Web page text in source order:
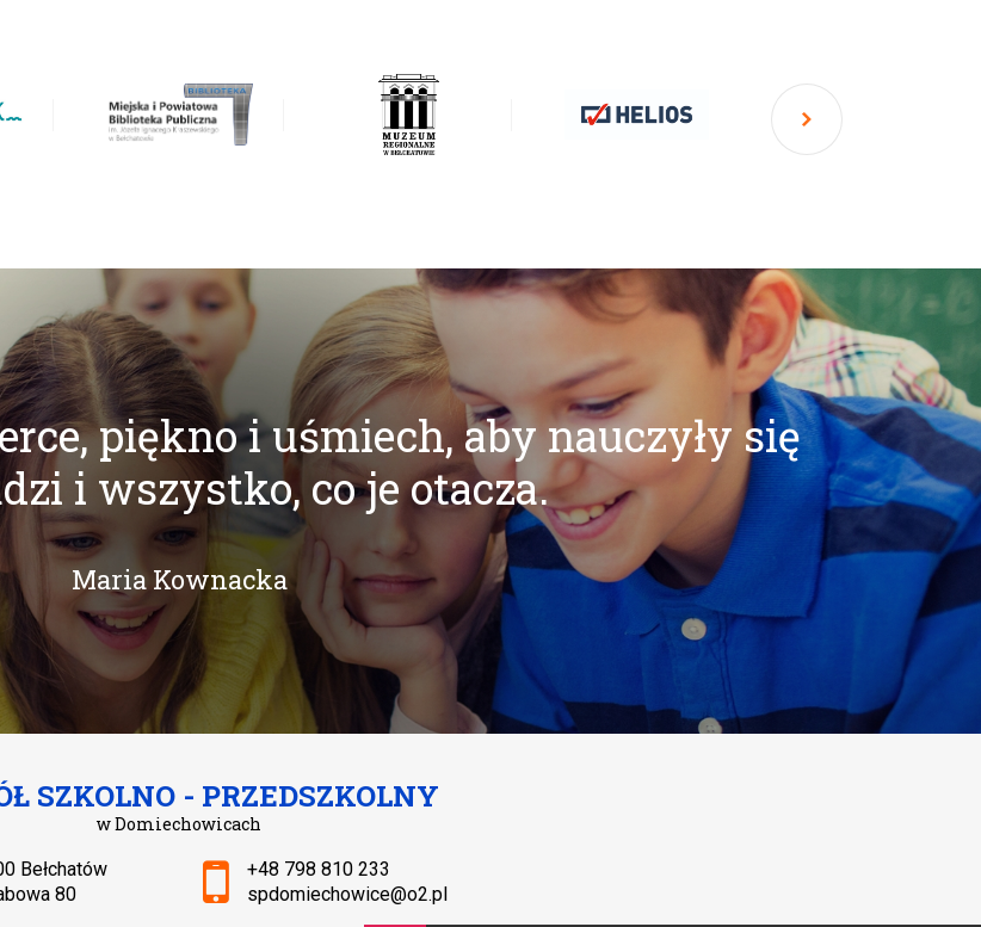
piękno i uśmiech, aby nauczyły się
i wszystko, co je otacza.
Maria Kownacka
SZKOLNO - PRZEDSZKOLNY
w Domiechowicach
pocztowy:
Bełchatów
80
+48 798 810 233
spdomiechowice@o2.pl